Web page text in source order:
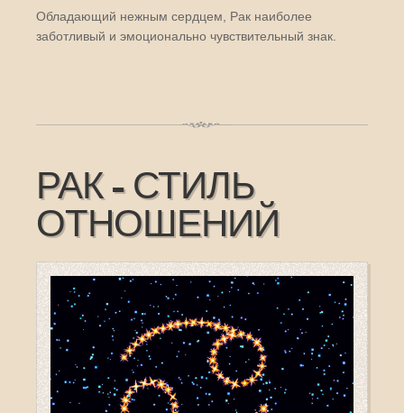
Обладающий нежным сердцем, Рак наиболее
заботливый и эмоционально чувствительный знак.
РАК - СТИЛЬ
ОТНОШЕНИЙ